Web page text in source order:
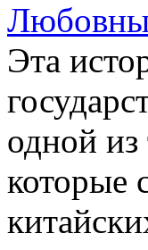
Эта
одной
которые